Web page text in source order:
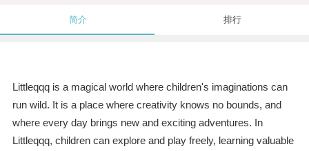
简介 排行
Littleqqq is a magical world where children's imaginations can
run wild. It is a place where creativity knows no bounds, and
where every day brings new and exciting adventures. In
Littleqqq, children can explore and play freely, learning valuable